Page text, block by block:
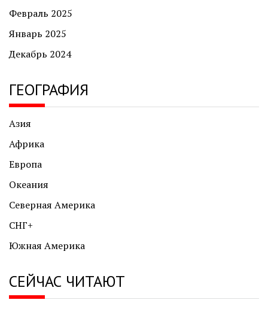
Февраль 2025
Январь 2025
Декабрь 2024
ГЕОГРАФИЯ
Азия
Африка
Европа
Океания
Северная Америка
СНГ+
Южная Америка
СЕЙЧАС ЧИТАЮТ